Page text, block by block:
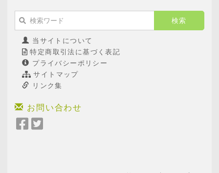
当サイトについて
特定商取引法に基づく表記
プライバシーポリシー
サイトマップ
リンク集
お問い合わせ
Facebook